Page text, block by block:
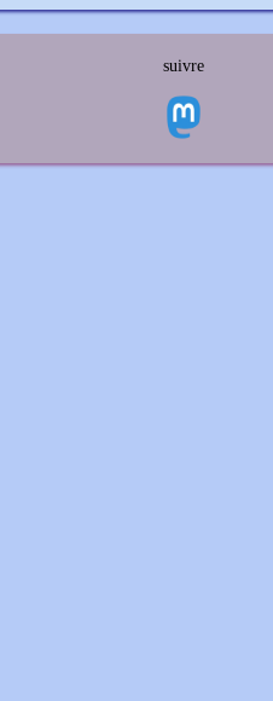
suivre